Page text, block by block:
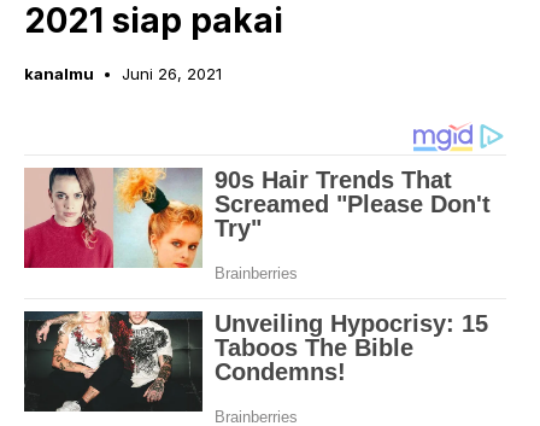
2021 siap pakai
kanalmu Juni 26, 2021